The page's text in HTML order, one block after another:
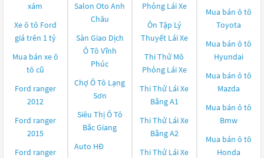
xám
Xe ô tô Ford
giá trên 1 tỷ
Mua bán xe ô
tô cũ
Ford ranger
2012
Ford ranger
2015
Ford ranger
Salon Oto Anh
Châu
Sàn Giao Dịch
Ô Tô Vĩnh
Phúc
Chợ Ô Tô Lạng
Sơn
Siêu Thị Ô Tô
Bắc Giang
Auto HĐ
Phỏng Lái Xe
Ôn Tập Lý
Thuyết Lái Xe
Thi Thử Mô
Phỏng Lái Xe
Thi Thử Lái Xe
Bằng A1
Thi Thử Lái Xe
Bằng A2
Thi Thử Lái Xe
Mua bán ô tô
Toyota
Mua bán ô tô
Hyundai
Mua bán ô tô
Mazda
Mua bán ô tô
Bmw
Mua bán ô tô
Honda